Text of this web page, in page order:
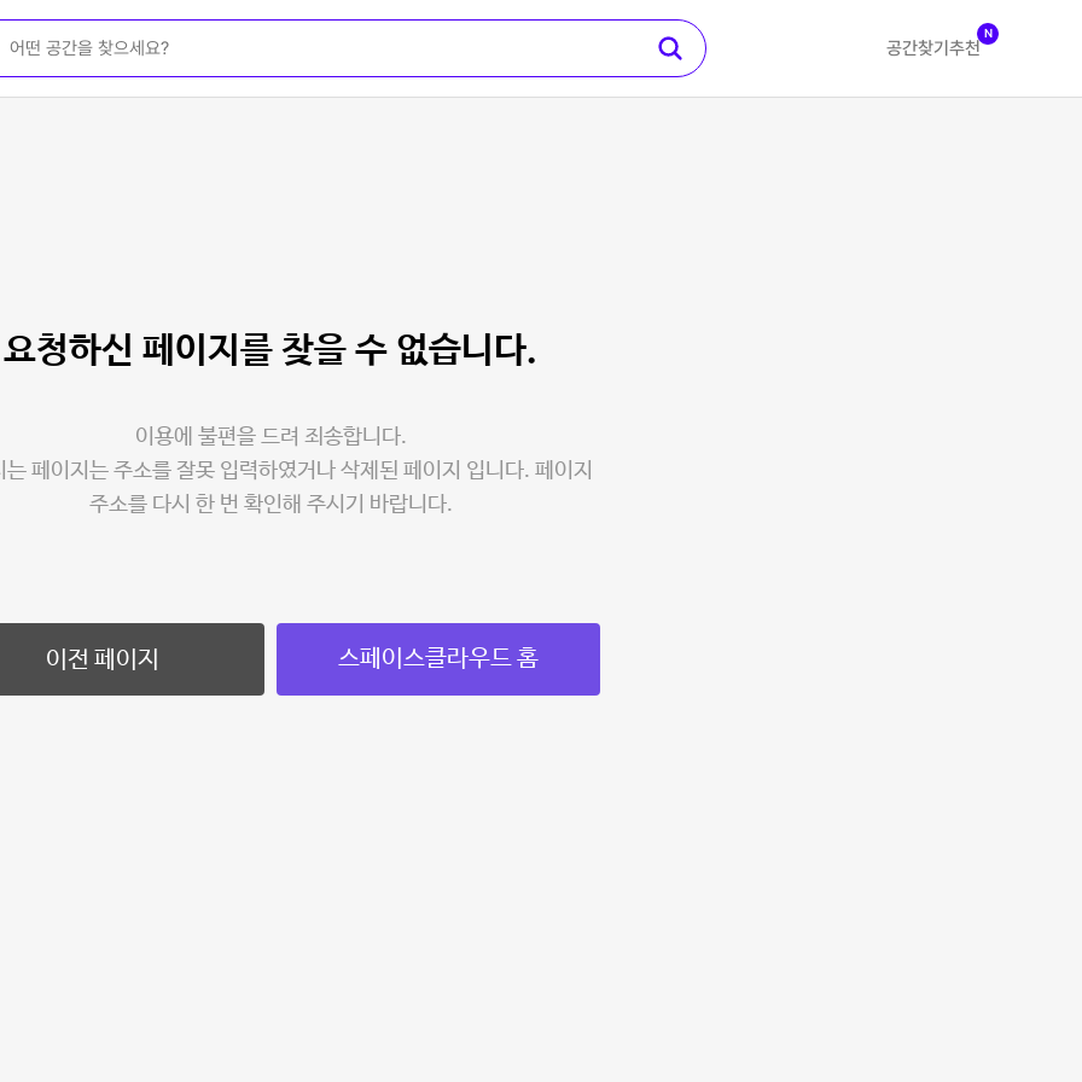
공간찾기 추천
N
요청하신 페이지를 찾을 수 없습니다.
이용에 불편을 드려 죄송합니다.
는 페이지는 주소를 잘못 입력하였거나 삭제된 페이지 입니다. 페이지
주소를 다시 한 번 확인해 주시기 바랍니다.
이전 페이지 스페이스클라우드 홈